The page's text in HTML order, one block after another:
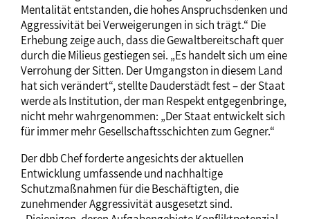
Mentalität entstanden, die hohes Anspruchsdenken und
Aggressivität bei Verweigerungen in sich trägt.“ Die
Erhebung zeige auch, dass die Gewaltbereitschaft quer
durch die Milieus gestiegen sei. „Es handelt sich um eine
Verrohung der Sitten. Der Umgangston in diesem Land
hat sich verändert“, stellte Dauderstädt fest – der Staat
werde als Institution, der man Respekt entgegenbringe,
nicht mehr wahrgenommen: „Der Staat entwickelt sich
für immer mehr Gesellschaftsschichten zum Gegner.“
Der dbb Chef forderte angesichts der aktuellen
Entwicklung umfassende und nachhaltige
Schutzmaßnahmen für die Beschäftigten, die
zunehmender Aggressivität ausgesetzt sind.